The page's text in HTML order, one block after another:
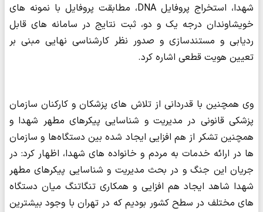
شهدا، استخراج پروفایل DNA، مطابقت پروفایل با نمونه های
خویشاوندان درجه یک و دو، ثبت نتایج در سامانه های قابل
ردیابی و مستندسازی و صدور نظر کارشناسی نهایی مبنی بر
تعیین هویت قطعی اشاره کرد.
وی همچنین با قدردانی از تلاش های پزشکان و کارکنان سازمان
پزشکی قانونی در مدیریت و شناسایی پیکرهای مطهر شهدا و
همچنین تشکر از هم افزایی ایجاد شده بین دستگاه‌ها و سازمان
ها در ارائه خدمات به مردم و خانواده های شهدا، اظهار کرد: در
جریان این جنگ و در بحث مدیریت و شناسایی پیکرهای مطهر
شهدا شاهد ایجاد هم افزایی و همکاری تنگاتنگ میان دستگاه
های مختلف در سطح کشور بودیم که در تهران با وجود بیشترین